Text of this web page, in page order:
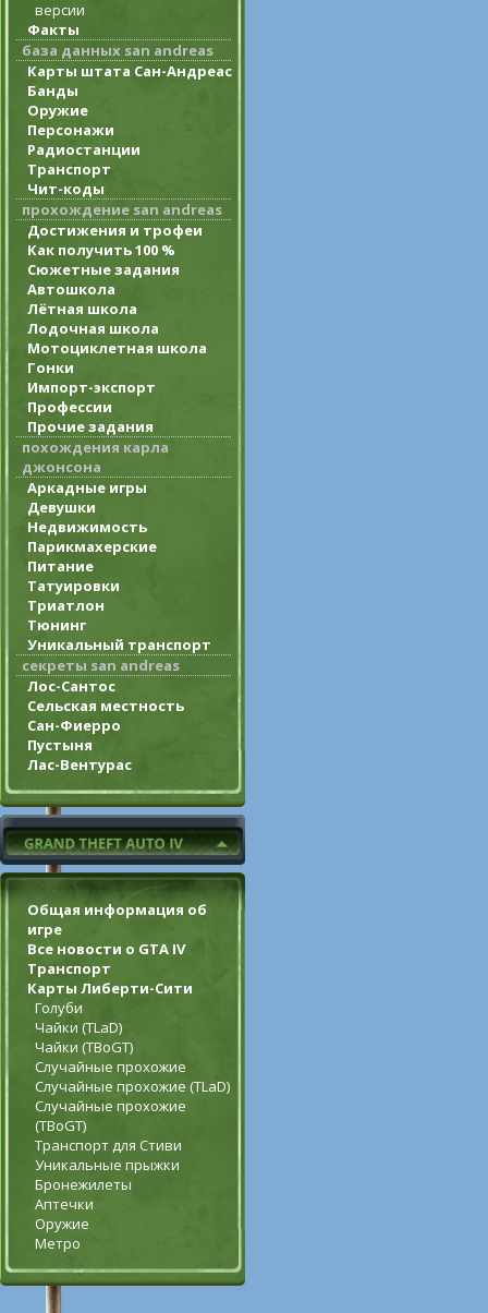
версии
Факты
база данных san andreas
Карты штата Сан-Андреас
Банды
Оружие
Персонажи
Радиостанции
Транспорт
Чит-коды
прохождение san andreas
Достижения и трофеи
Как получить 100 %
Сюжетные задания
Автошкола
Лётная школа
Лодочная школа
Мотоциклетная школа
Гонки
Импорт-экспорт
Профессии
Прочие задания
похождения карла
джонсона
Аркадные игры
Девушки
Недвижимость
Парикмахерские
Питание
Татуировки
Триатлон
Тюнинг
Уникальный транспорт
секреты san andreas
Лос-Сантос
Сельская местность
Сан-Фиерро
Пустыня
Лас-Вентурас
Общая информация об
игре
Все новости о GTA IV
Транспорт
Карты Либерти-Сити
Голуби
Чайки (TLaD)
Чайки (TBoGT)
Случайные прохожие
Случайные прохожие (TLaD)
Случайные прохожие
(TBoGT)
Транспорт для Стиви
Уникальные прыжки
Бронежилеты
Аптечки
Оружие
Метро